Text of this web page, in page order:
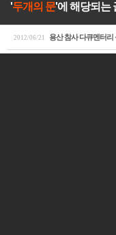
'두개의 문'에 해당되는
2012/06/21 용산 참사 다큐멘터리